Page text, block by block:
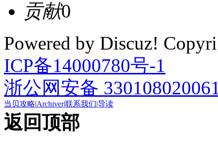
贡献0
Powered by Discuz!
ICP备14000780号-1
浙公网安备
当贝攻略|Archiver|联系我们|导读
返回顶部